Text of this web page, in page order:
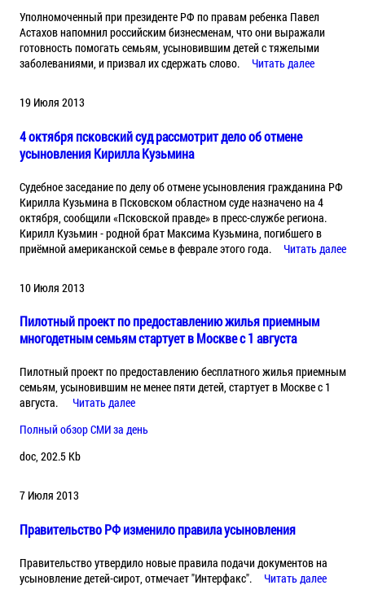
Уполномоченный при президенте РФ по правам ребенка Павел
Астахов напомнил российским бизнесменам, что они выражали
готовность помогать семьям, усыновившим детей с тяжелыми
заболеваниями, и призвал их сдержать слово.
Читать далее
19 Июля 2013
4 октября псковский суд рассмотрит дело об отмене
усыновления Кирилла Кузьмина
Судебное заседание по делу об отмене усыновления гражданина РФ
Кирилла Кузьмина в Псковском областном суде назначено на 4
октября, сообщили «Псковской правде» в пресс-службе региона.
Кирилл Кузьмин - родной брат Максима Кузьмина, погибшего в
приёмной американской семье в феврале этого года.
Читать далее
10 Июля 2013
Пилотный проект по предоставлению жилья приемным
многодетным семьям стартует в Москве с 1 августа
Пилотный проект по предоставлению бесплатного жилья приемным
семьям, усыновившим не менее пяти детей, стартует в Москве с 1
августа.
Читать далее
Полный обзор СМИ за день
doc, 202.5 Kb
7 Июля 2013
Правительство РФ изменило правила усыновления
Правительство утвердило новые правила подачи документов на
усыновление детей-сирот, отмечает "Интерфакс".
Читать далее